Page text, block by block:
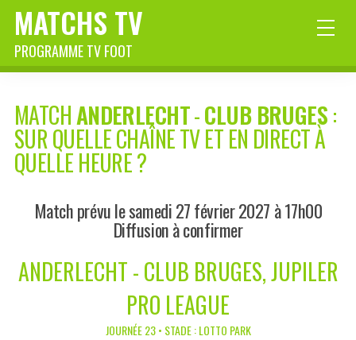
MATCHS TV
PROGRAMME TV FOOT
MATCHANDERLECHT-CLUB BRUGES:
SUR QUELLE CHAÎNE TV ET EN DIRECT À
QUELLE HEURE ?
Match prévu le samedi 27 février 2027 à 17h00
Diffusion à confirmer
ANDERLECHT - CLUB BRUGES, JUPILER
PRO LEAGUE
JOURNÉE 23 • STADE : LOTTO PARK